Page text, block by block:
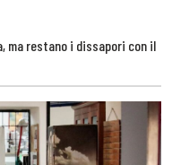
ma restano i dissapori con il